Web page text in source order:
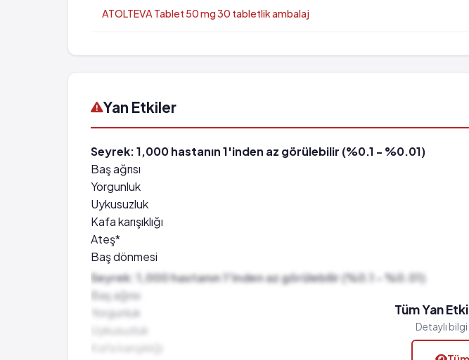
ATOLTEVA Tablet 50 mg 30 tabletlik ambalaj
Yan Etkiler
Seyrek: 1,000 hastanın 1'inden az görülebilir (%0.1 - %0.01)
Baş ağrısı
Yorgunluk
Uykusuzluk
Kafa karışıklığı
Ateş*
Baş dönmesi
Deri döküntüsü
Ağız kuruluğu
Hayal görme
Görmede bozukluk
Uyuşukluk hissi
Seyrek: 1,000 hastanın 1'inden az görülebilir (%0.1 - %0.01)
Baş ağrısı
Yorgunluk
Uykusuzluk
Kafa karışıklığı
Tüm Yan
Detaylı